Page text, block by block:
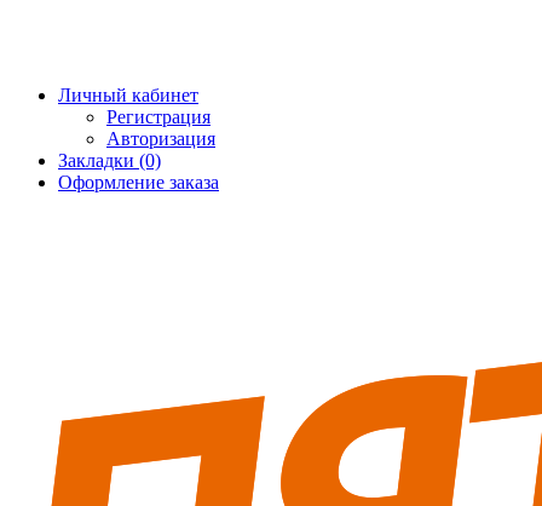
Личный кабинет
Регистрация
Авторизация
Закладки (0)
Оформление заказа